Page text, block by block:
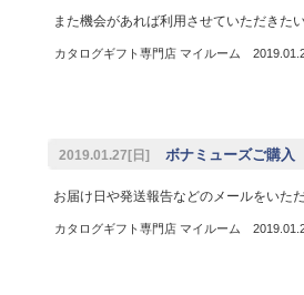
また機会があれば利用させていただきたい
カタログギフト専門店 マイルーム
2019.01.27[日] ボナミューズご購
お届け日や発送報告などのメールをいた
カタログギフト専門店 マイルーム